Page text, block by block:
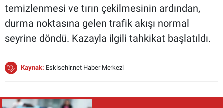
temizlenmesi ve tırın çekilmesinin ardından,
durma noktasına gelen trafik akışı normal
seyrine döndü. Kazayla ilgili tahkikat başlatıldı.
Kaynak: Eskisehir.net Haber Merkezi